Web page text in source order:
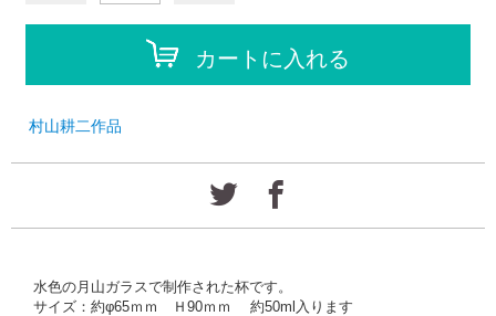
カートに入れる
村山耕二作品
水色の月山ガラスで制作された杯です。
サイズ：約φ65ｍｍ Ｈ90ｍｍ 約50ml入ります